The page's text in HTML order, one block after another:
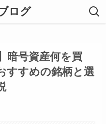
ログ
暗号資産何を買
すすめの銘柄と選